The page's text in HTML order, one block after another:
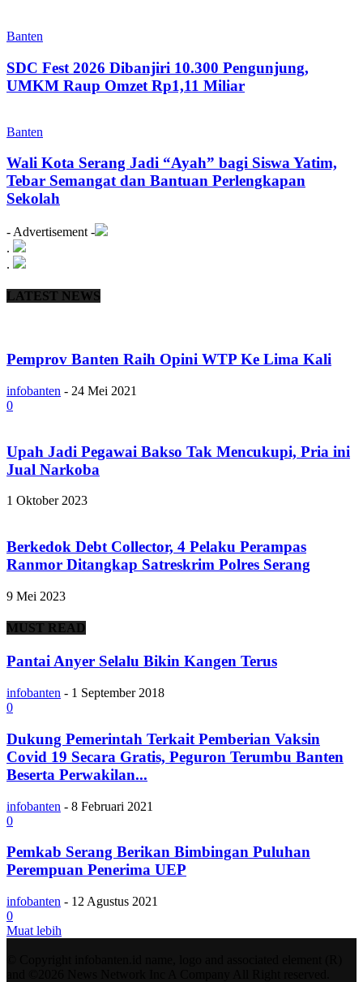
Banten
SDC Fest 2026 Dibanjiri 10.300 Pengunjung,
UMKM Raup Omzet Rp1,11 Miliar
Banten
Wali Kota Serang Jadi “Ayah” bagi Siswa Yatim,
Tebar Semangat dan Bantuan Perlengkapan
Sekolah
- Advertisement -
.
.
LATEST NEWS
Pemprov Banten Raih Opini WTP Ke Lima Kali
infobanten - 24 Mei 2021
0
Upah Jadi Pegawai Bakso Tak Mencukupi, Pria ini
Jual Narkoba
1 Oktober 2023
Berkedok Debt Collector, 4 Pelaku Perampas
Ranmor Ditangkap Satreskrim Polres Serang
9 Mei 2023
MUST READ
Pantai Anyer Selalu Bikin Kangen Terus
infobanten - 1 September 2018
0
Dukung Pemerintah Terkait Pemberian Vaksin
Covid 19 Secara Gratis, Peguron Terumbu Banten
Beserta Perwakilan...
infobanten - 8 Februari 2021
0
Pemkab Serang Berikan Bimbingan Puluhan
Perempuan Penerima UEP
infobanten - 12 Agustus 2021
0
Muat lebih